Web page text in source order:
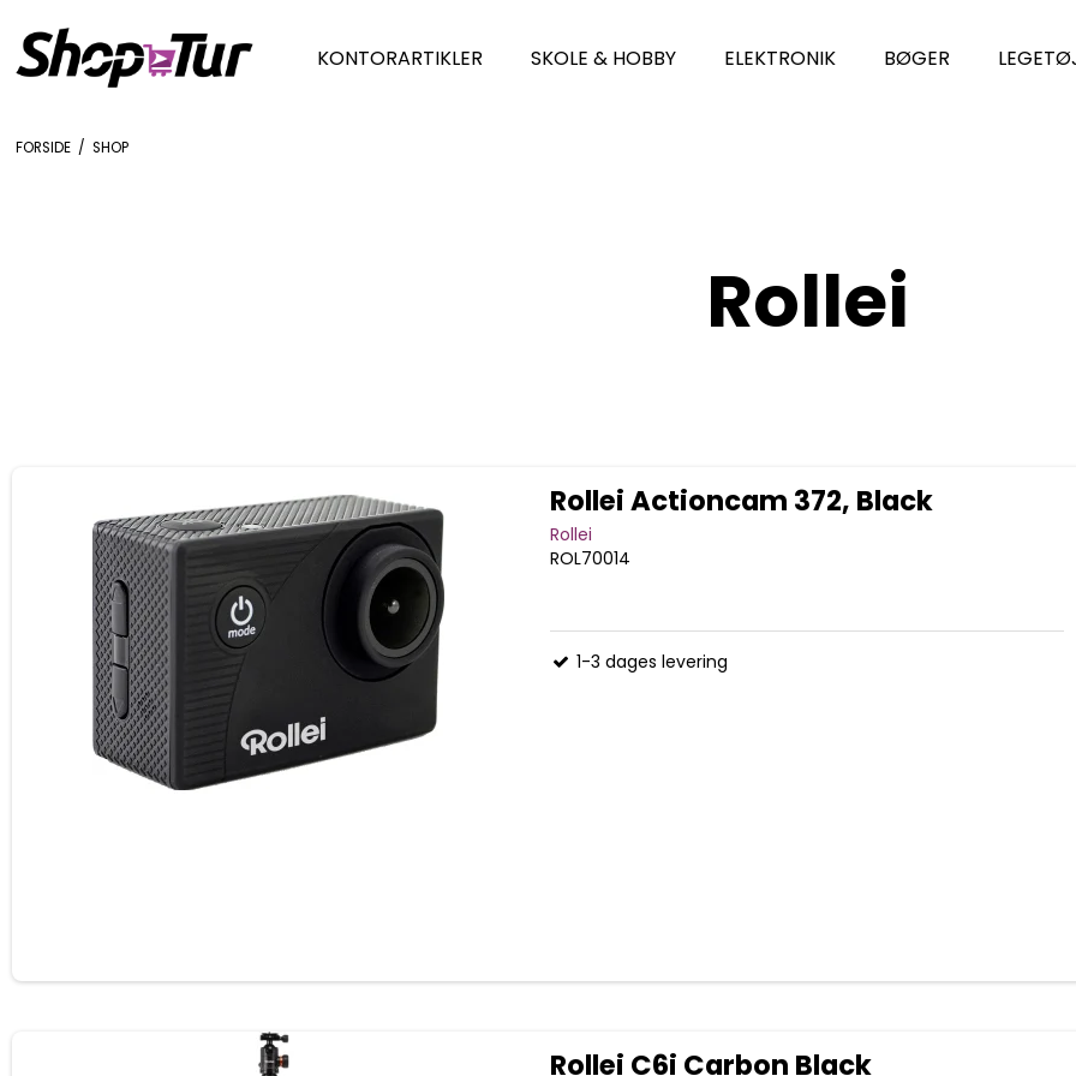
KONTORARTIKLER SKOLE & HOBBY ELEKTRONIK BØGER
FORSIDE / SHOP
Rollei
Rollei Actioncam 372, Black
Rollei
ROL70014
1-3 dages levering
Rollei C6i Carbon Black